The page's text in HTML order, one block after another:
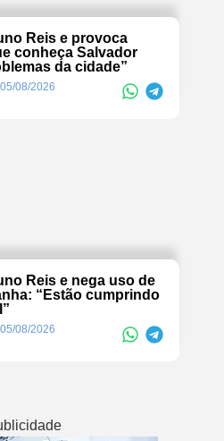
Reis e provoca
conheça Salvador
da cidade”
05/08/2026
Reis e nega uso de
“Estão cumprindo
05/08/2026